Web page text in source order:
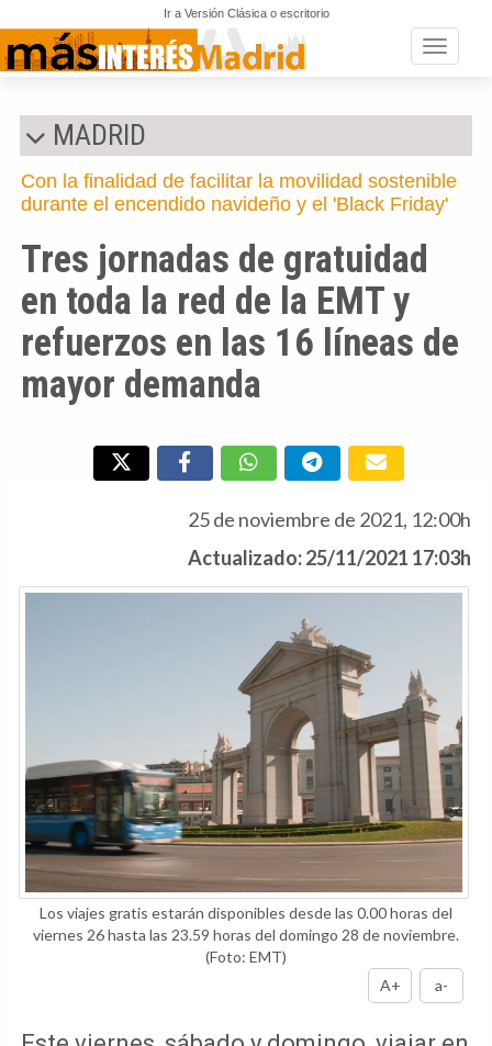
Ir a Versión Clásica o escritorio
Toggle
MADRID
Con la finalidad de facilitar la movilidad sostenible
durante el encendido navideño y el 'Black Friday'
Tres jornadas de gratuidad
en toda la red de la EMT y
refuerzos en las 16 líneas de
mayor demanda
25 de noviembre de 2021, 12:00h
Actualizado: 25/11/2021 17:03h
Los viajes gratis estarán disponibles desde las 0.00 horas del
viernes 26 hasta las 23.59 horas del domingo 28 de noviembre.
(Foto: EMT)
A+
a-